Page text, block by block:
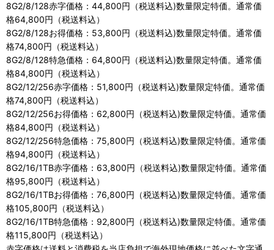
8G2/8/128赤字価格：44,800円（税送料込)数量限定特価。通常価
格64,800円（税送料込）
8G2/8/128お得価格：53,800円（税送料込)数量限定特価。通常価
格74,800円（税送料込）
8G2/8/128特急価格：64,800円（税送料込)数量限定特価。通常価
格84,800円（税送料込）
8G2/12/256赤字価格：51,800円（税送料込)数量限定特価。通常価
格74,800円（税送料込）
8G2/12/256お得価格：62,800円（税送料込)数量限定特価。通常価
格84,800円（税送料込）
8G2/12/256特急価格：75,800円（税送料込)数量限定特価。通常価
格94,800円（税送料込）
8G2/16/1TB赤字価格：63,800円（税送料込)数量限定特価。通常価
格95,800円（税送料込）
8G2/16/1TBお得価格：76,800円（税送料込)数量限定特価。通常価
格105,800円（税送料込）
8G2/16/1TB特急価格：92,800円（税送料込)数量限定特価。通常価
格115,800円（税送料込）